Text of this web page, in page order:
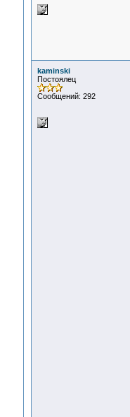
kaminski
Постоялец
Сообщений: 292